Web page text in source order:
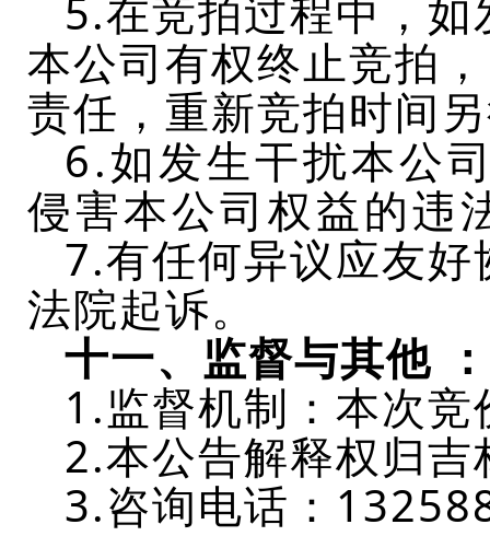
5.在竞拍过程中，
本公司有权终止竞拍
责任，重新竞拍时间
6.如发生干扰本公
侵害本公司权益的违
7.有任何异议应友
法院起诉。
十一、监督与其他
1.监督机制：本次
2.本公告解释权归
3.咨询电话：